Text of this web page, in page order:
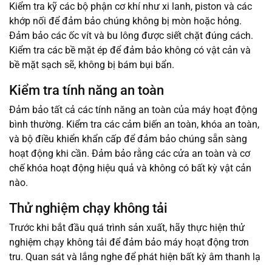
Kiểm tra kỹ các bộ phận cơ khí như xi lanh, piston và các
khớp nối để đảm bảo chúng không bị mòn hoặc hỏng.
Đảm bảo các ốc vít và bu lông được siết chặt đúng cách.
Kiểm tra các bề mặt ép để đảm bảo không có vật cản và
bề mặt sạch sẽ, không bị bám bụi bẩn.
Kiểm tra tính năng an toàn
Đảm bảo tất cả các tính năng an toàn của máy hoạt động
bình thường. Kiểm tra các cảm biến an toàn, khóa an toàn,
và bộ điều khiển khẩn cấp để đảm bảo chúng sẵn sàng
hoạt động khi cần. Đảm bảo rằng các cửa an toàn và cơ
chế khóa hoạt động hiệu quả và không có bất kỳ vật cản
nào.
Thử nghiệm chạy không tải
Trước khi bắt đầu quá trình sản xuất, hãy thực hiện thử
nghiệm chạy không tải để đảm bảo máy hoạt động trơn
tru. Quan sát và lắng nghe để phát hiện bất kỳ âm thanh lạ